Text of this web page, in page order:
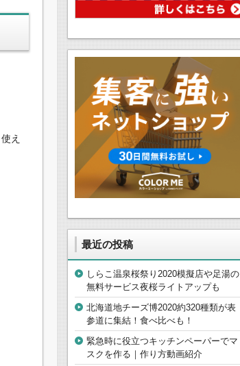
え
最近の投稿
しらこ温泉桜祭り2020模擬店や足湯の
無料サービス夜桜ライトアップも
北海道地チーズ博2020約320種類が表
参道に集結！食べ比べも！
緊急時に役立つキッチンペーパーでマ
スクを作る｜作り方動画紹介